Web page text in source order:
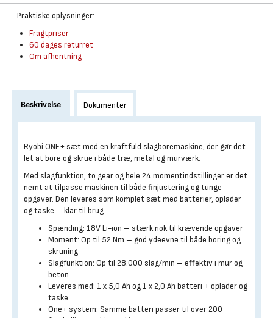
Praktiske oplysninger:
Fragtpriser
60 dages returret
Om afhentning
Beskrivelse Dokumenter
Ryobi ONE+ sæt med en kraftfuld slagboremaskine, der gør det
let at bore og skrue i både træ, metal og murværk.
Med slagfunktion, to gear og hele 24 momentindstillinger er det
nemt at tilpasse maskinen til både finjustering og tunge
opgaver. Den leveres som komplet sæt med batterier, oplader
og taske – klar til brug.
Spænding: 18V Li-ion – stærk nok til krævende opgaver
Moment: Op til 52 Nm – god ydeevne til både boring og
skruning
Slagfunktion: Op til 28.000 slag/min – effektiv i mur og
beton
Leveres med: 1 x 5,0 Ah og 1 x 2,0 Ah batteri + oplader og
taske
One+ system: Samme batteri passer til over 200